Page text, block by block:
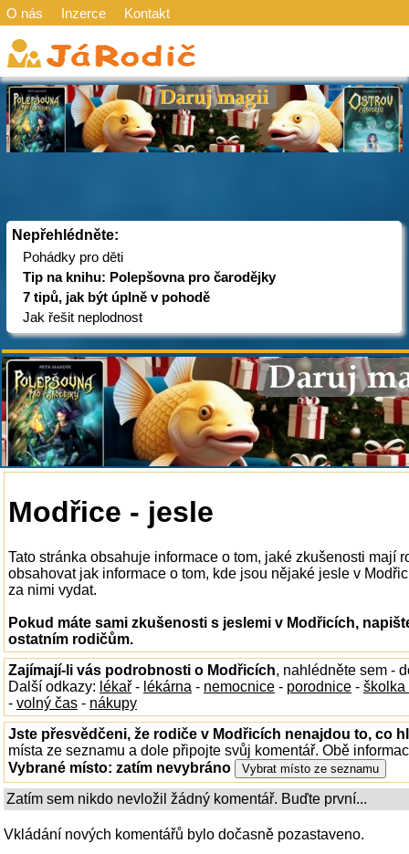
O nás Inzerce Kontakt
Nepřehlédněte:
Pohádky pro děti
Tip na knihu: Polepšovna pro čarodějky
7 tipů, jak být úplně v pohodě
Jak řešit neplodnost
Modřice - jesle
Tato stránka obsahuje informace o tom, jaké zkušenosti mají
obsahovat jak informace o tom, kde jsou nějaké jesle v
za nimi vydat.
Pokud máte sami zkušenosti s jeslemi v Modřicích,
ostatním rodičům.
Zajímají-li vás podrobnosti o Modřicích, nahlédněte sem -
Další odkazy: lékař - lékárna - nemocnice - porodnice - školka
- volný čas - nákupy
Jste přesvědčeni, že rodiče v Modřicích nenajdou to, co
místa ze seznamu a dole připojte svůj komentář. Obě
Vybrané místo: zatím nevybráno
Zatím sem nikdo nevložil žádný komentář. Buďte první...
Vkládání nových komentářů bylo dočasně pozastaveno.